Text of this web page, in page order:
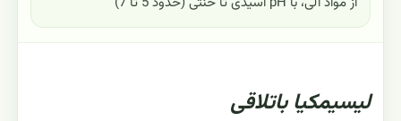
لیسیمکیا باتلاقی